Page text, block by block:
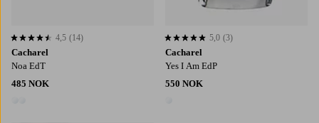
Cacharel
Noa EdT
485 NOK
4,5 basert på 14 karaktergivninger
4,5 (14)
Cacharel
Yes I Am EdP
550 NOK
5,0 basert på 3 karaktergivninger
5,0 (3)